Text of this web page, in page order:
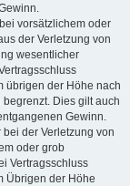
vorsätzlichem oder
der Verletzung von
wesentlicher
übrigen der Höhe nach
Dies gilt auch
Gewinn.
der Verletzung von
oder grob
Vertragsschluss
Übrigen der Höhe